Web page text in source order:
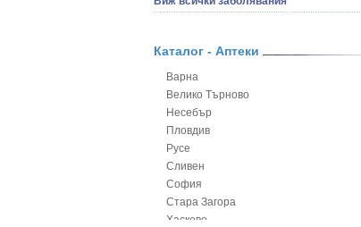
Апетит - пълни деца
Безапетитие при бебето и детето
Бронхит и пневмония при деца
Варицела
Висока температура на бебето и
Възпаление на ушите на бебето и
Глисти
Грижа за пъпа на новороденото
Грип при бебето и детето
Гърч
Каталог - Аптеки
Варна
Велико Търново
Несебър
Пловдив
Русе
Сливен
София
Стара Загора
Хасково